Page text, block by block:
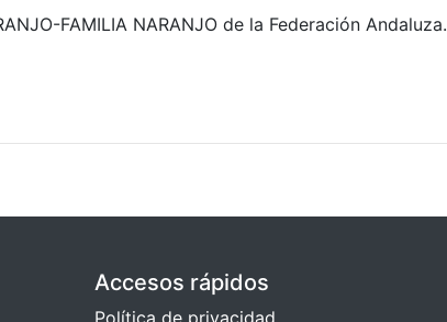
FAMILIA NARANJO de la Federación Andaluza.
Accesos rápidos
Política de privacidad